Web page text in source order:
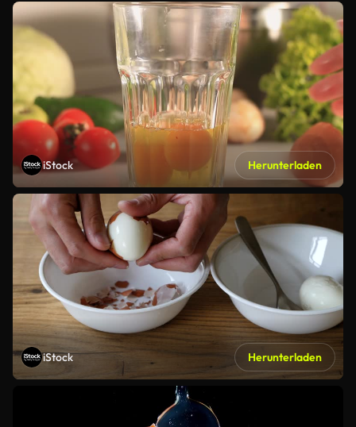
iStock Herunterladen
iStock Herunterladen